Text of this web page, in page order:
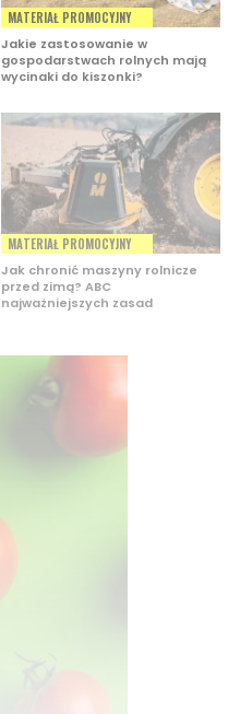
MATERIAŁ PROMOCYJNY
Jakie zastosowanie w
gospodarstwach rolnych mają
wycinaki do kiszonki?
MATERIAŁ PROMOCYJNY
Jak chronić maszyny rolnicze
przed zimą? ABC
najważniejszych zasad